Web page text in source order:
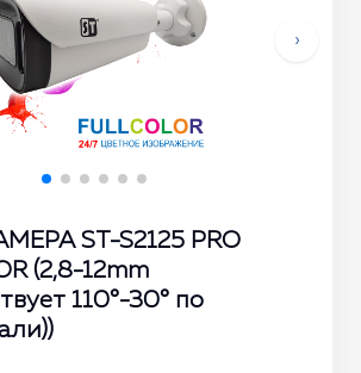
›
ST-S2125 PRO
(2,8-12mm
110°-30° по